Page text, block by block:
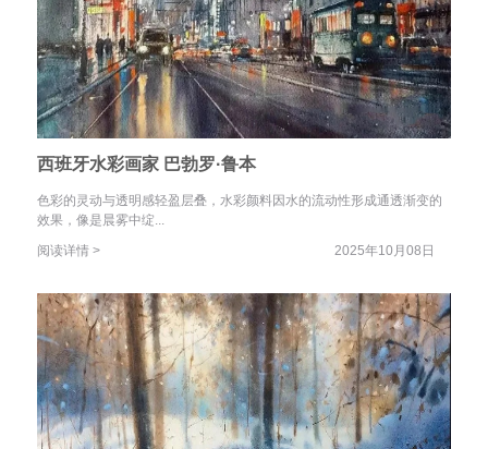
西班牙水彩画家 巴勃罗·鲁本
色彩的灵动与透明感轻盈层叠，水彩颜料因水的流动性形成通透渐变的
效果，像是晨雾中绽...
阅读详情 >
2025年10月08日